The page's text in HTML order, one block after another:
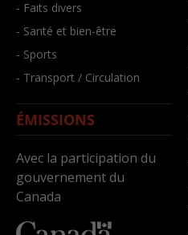
- Faits divers
- Santé et bien-être
- Sports
- Transport / Circulation
ÉMISSIONS
Avec la participation du
gouvernement du
Canada